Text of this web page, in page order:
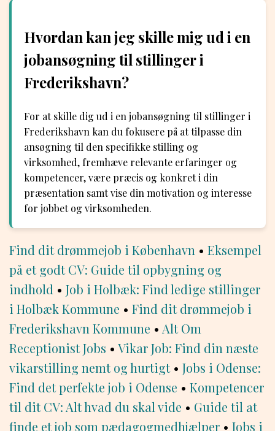
Hvordan kan jeg skille mig ud i en
jobansøgning til stillinger i
Frederikshavn?
For at skille dig ud i en jobansøgning til stillinger i
Frederikshavn kan du fokusere på at tilpasse din
ansøgning til den specifikke stilling og
virksomhed, fremhæve relevante erfaringer og
kompetencer, være præcis og konkret i din
præsentation samt vise din motivation og interesse
for jobbet og virksomheden.
Find dit drømmejob i København • Eksempel
på et godt CV: Guide til opbygning og
indhold • Job i Holbæk: Find ledige stillinger
i Holbæk Kommune • Find dit drømmejob i
Frederikshavn Kommune • Alt Om
Receptionist Jobs • Vikar Job: Find din næste
vikarstilling nemt og hurtigt• Jobs i Odense:
Find det perfekte job i Odense • Kompetencer
til dit CV: Alt hvad du skal vide • Guide til at
finde et job som pædagogmedhjælper • Jobs i